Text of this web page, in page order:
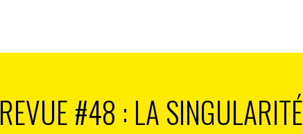
REVUE #48 : LA SINGULARITÉ